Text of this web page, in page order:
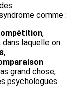
comme :
,
laquelle on
,
grand chose,
psychologues